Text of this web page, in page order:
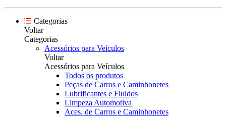
Categorias
Voltar
Categorias
Acessórios para Veículos
Voltar
Acessórios para Veículos
Todos os produtos
Peças de Carros e Caminhonetes
Lubrificantes e Fluidos
Limpeza Automotiva
Aces. de Carros e Caminhonetes